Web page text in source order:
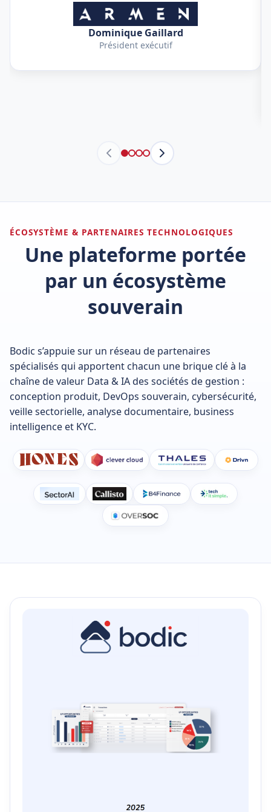
Dominique Gaillard
Président exécutif
ÉCOSYSTÈME & PARTENAIRES TECHNOLOGIQUES
Une plateforme portée
par un écosystème
souverain
Bodic s’appuie sur un réseau de partenaires
spécialisés qui apportent chacun une brique clé à la
chaîne de valeur Data & IA des sociétés de gestion :
conception produit, DevOps souverain, cybersécurité,
veille sectorielle, analyse documentaire, business
intelligence et KYC.